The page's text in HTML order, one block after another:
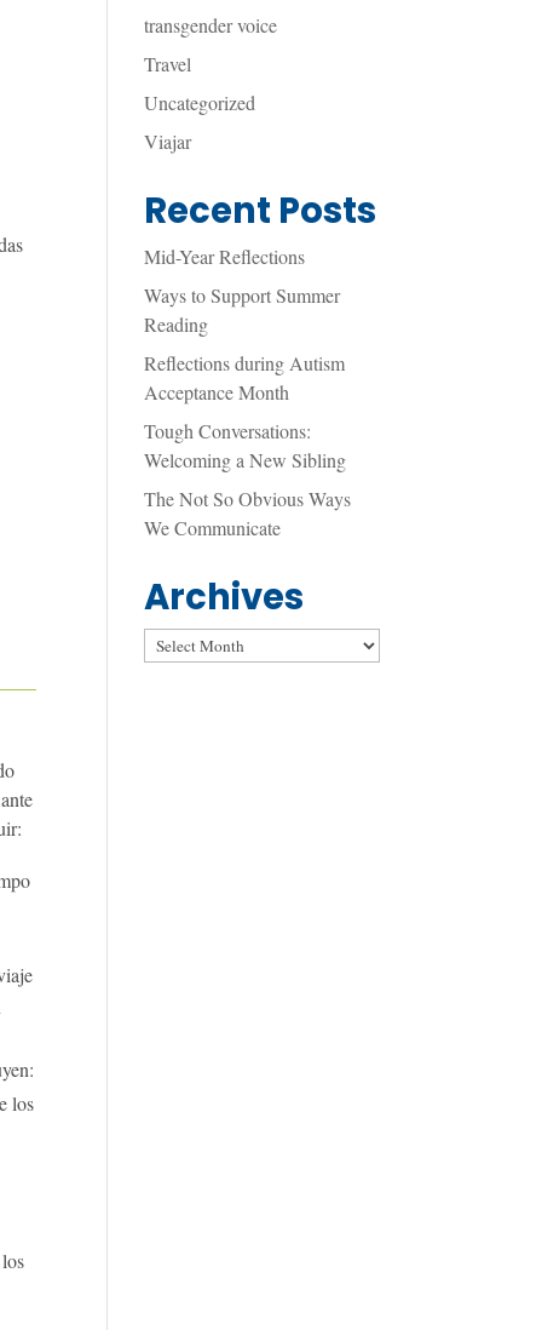
los
transgender voice
Travel
Uncategorized
Viajar
Recent Posts
Mid-Year Reflections
Ways to Support Summer
Reading
Reflections during Autism
Acceptance Month
Tough Conversations:
Welcoming a New Sibling
The Not So Obvious Ways
We Communicate
Archives
Archives